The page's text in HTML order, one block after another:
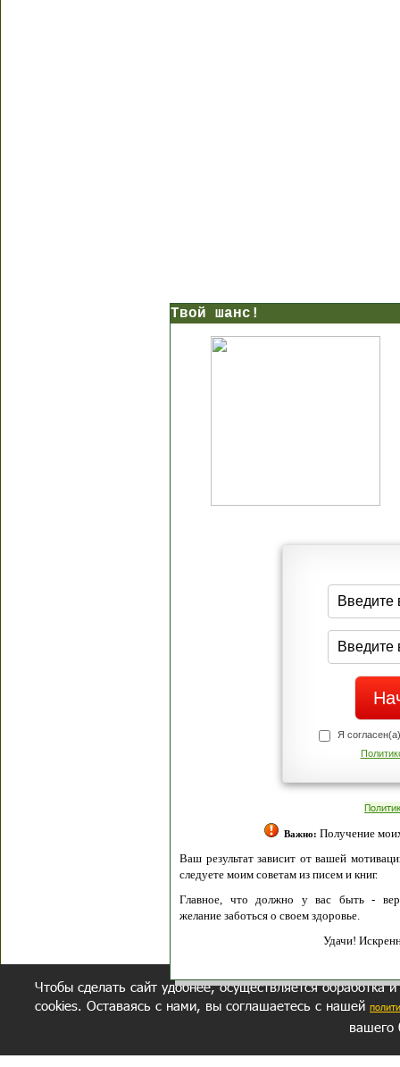
Твой шанс!
Я
Важно: Получение
Ваш результат зависит от вашей
следуете моим советам из писем и книг.
Главное, что должно у вас быть -
желание заботься о своем здоровье.
Удачи!
Чтобы сделать сайт удобнее, осуществляется обработка
cookies. Оставаясь с нами, вы соглашаетесь с нашей
вашего